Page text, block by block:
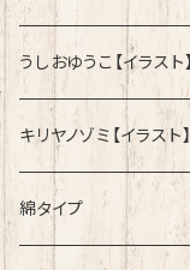
うしおゆうこ【イラスト】
キリヤノゾミ【イラスト】
綿タイプ